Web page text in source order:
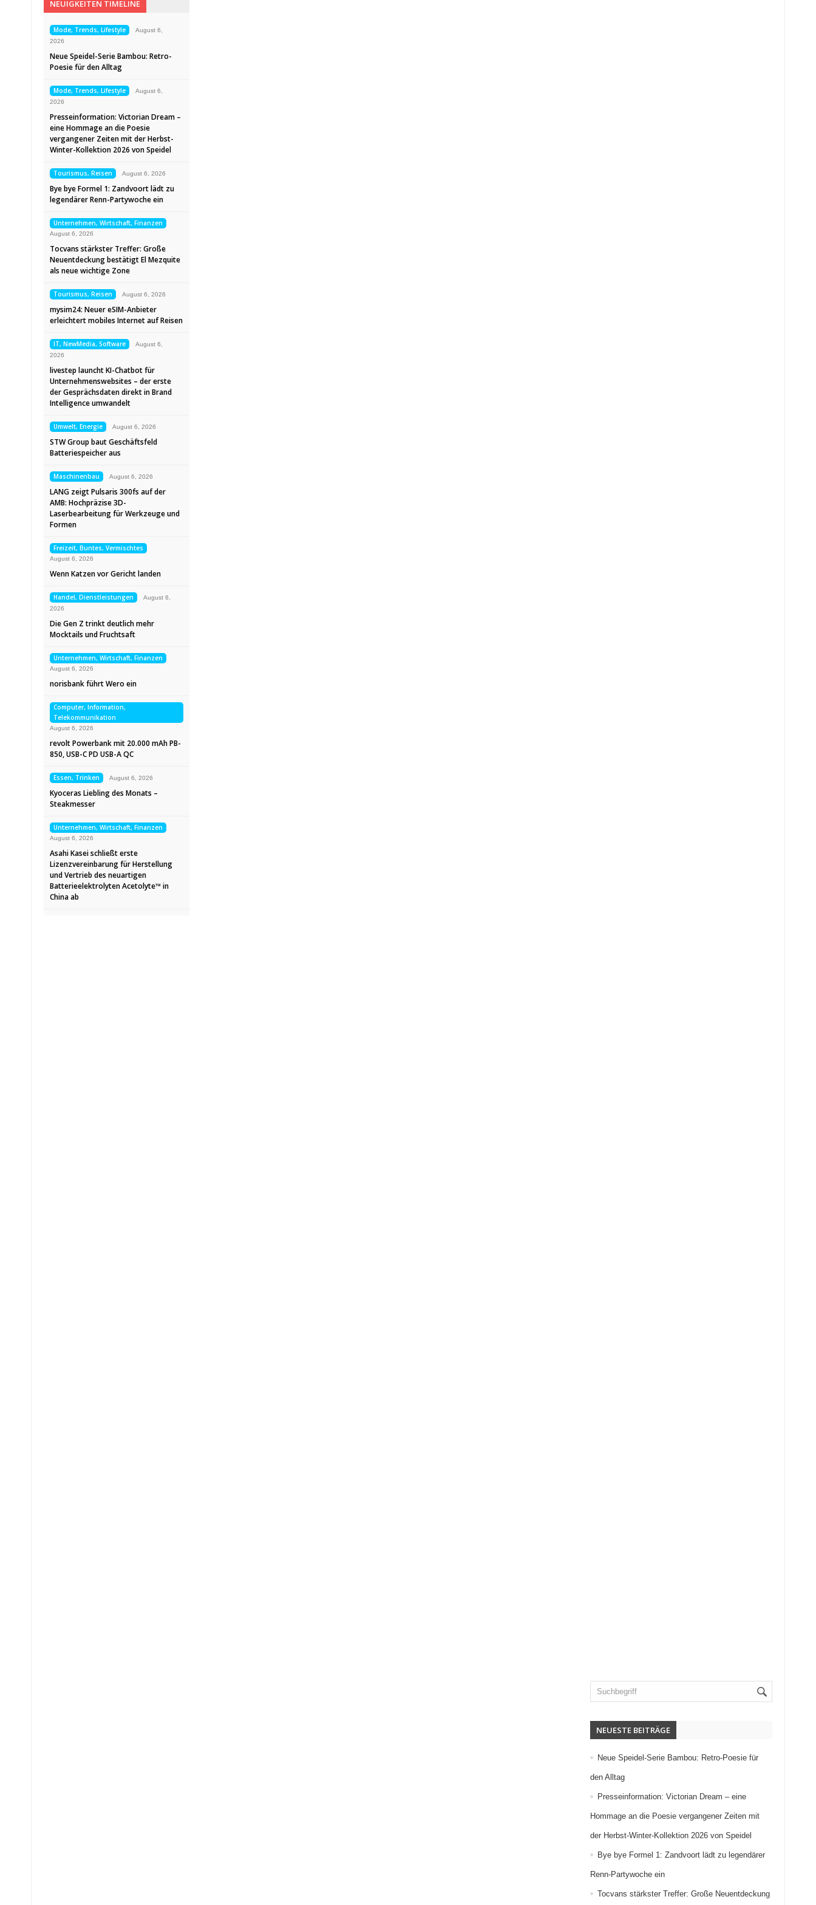
NEUIGKEITEN TIMELINE
Mode, Trends, Lifestyle
August 6,
2026
Neue Speidel-Serie Bambou: Retro-
Poesie für den Alltag
Mode, Trends, Lifestyle
August 6,
2026
Presseinformation: Victorian Dream –
eine Hommage an die Poesie
vergangener Zeiten mit der Herbst-
Winter-Kollektion 2026 von Speidel
Tourismus, Reisen August 6, 2026
Bye bye Formel 1: Zandvoort lädt zu
legendärer Renn-Partywoche ein
Unternehmen, Wirtschaft, Finanzen
August 6, 2026
Tocvans stärkster Treffer: Große
Neuentdeckung bestätigt El Mezquite
als neue wichtige Zone
Tourismus, Reisen August 6, 2026
mysim24: Neuer eSIM-Anbieter
erleichtert mobiles Internet auf Reisen
IT, NewMedia, Software
August 6,
2026
livestep launcht KI-Chatbot für
Unternehmenswebsites – der erste
der Gesprächsdaten direkt in Brand
Intelligence umwandelt
Umwelt, Energie August 6, 2026
STW Group baut Geschäftsfeld
Batteriespeicher aus
Maschinenbau August 6, 2026
LANG zeigt Pulsaris 300fs auf der
AMB: Hochpräzise 3D-
Laserbearbeitung für Werkzeuge und
Formen
Freizeit, Buntes, Vermischtes
August 6, 2026
Wenn Katzen vor Gericht landen
Handel, Dienstleistungen
August 6,
2026
Die Gen Z trinkt deutlich mehr
Mocktails und Fruchtsaft
Unternehmen, Wirtschaft, Finanzen
August 6, 2026
norisbank führt Wero ein
Computer, Information,
Telekommunikation
August 6, 2026
revolt Powerbank mit 20.000 mAh PB-
850, USB-C PD USB-A QC
Essen, Trinken August 6, 2026
Kyoceras Liebling des Monats –
Steakmesser
Unternehmen, Wirtschaft, Finanzen
August 6, 2026
Asahi Kasei schließt erste
Lizenzvereinbarung für Herstellung
und Vertrieb des neuartigen
Batterieelektrolyten Acetolyte™ in
China ab
NEUESTE BEITRÄGE
Neue Speidel-Serie Bambou: Retro-Poesie für
den Alltag
Presseinformation: Victorian Dream – eine
Hommage an die Poesie vergangener Zeiten mit
der Herbst-Winter-Kollektion 2026 von Speidel
Bye bye Formel 1: Zandvoort lädt zu legendärer
Renn-Partywoche ein
Tocvans stärkster Treffer: Große Neuentdeckung